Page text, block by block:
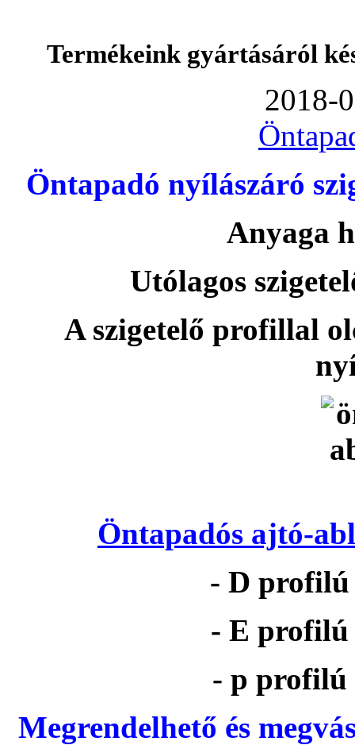
Termékeink gyártásáról
2018-
Öntapadó nyílászáró
Anyaga
Utólagos
A szigetelő profillal
Öntapadós ajtó-
- D profilú
- E profilú
- p profilú
Megrendelhető és